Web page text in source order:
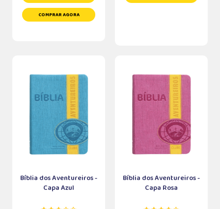
COMPRAR AGORA
Bíblia dos Aventureiros -
Capa Azul
Bíblia dos Aventureiros -
Capa Rosa